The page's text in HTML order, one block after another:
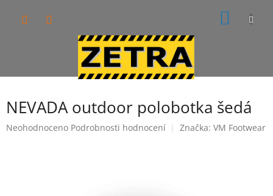
NEVADA outdoor polobotka šedá
Průměrné
Neohodnoceno Podrobnosti hodnocení Značka: VM Footwear